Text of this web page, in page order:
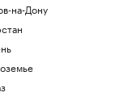
на-Дону